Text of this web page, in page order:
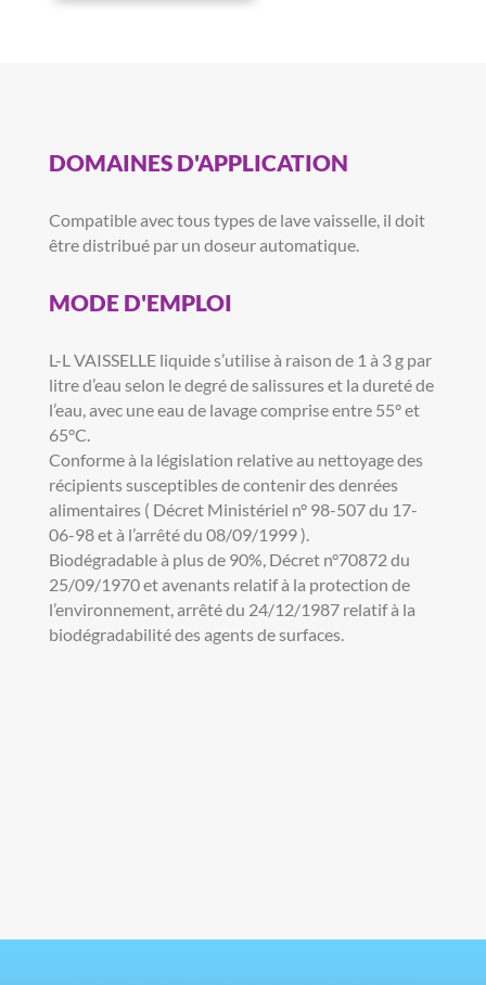
DOMAINES D'APPLICATION
Compatible avec tous types de lave vaisselle, il doit
être distribué par un doseur automatique.
MODE D'EMPLOI
L-L VAISSELLE liquide s’utilise à raison de 1 à 3 g par
litre d’eau selon le degré de salissures et la dureté de
l’eau, avec une eau de lavage comprise entre 55° et
65°C.
Conforme à la législation relative au nettoyage des
récipients susceptibles de contenir des denrées
alimentaires ( Décret Ministériel n° 98-507 du 17-
06-98 et à l’arrêté du 08/09/1999 ).
Biodégradable à plus de 90%, Décret n°70872 du
25/09/1970 et avenants relatif à la protection de
l’environnement, arrêté du 24/12/1987 relatif à la
biodégradabilité des agents de surfaces.